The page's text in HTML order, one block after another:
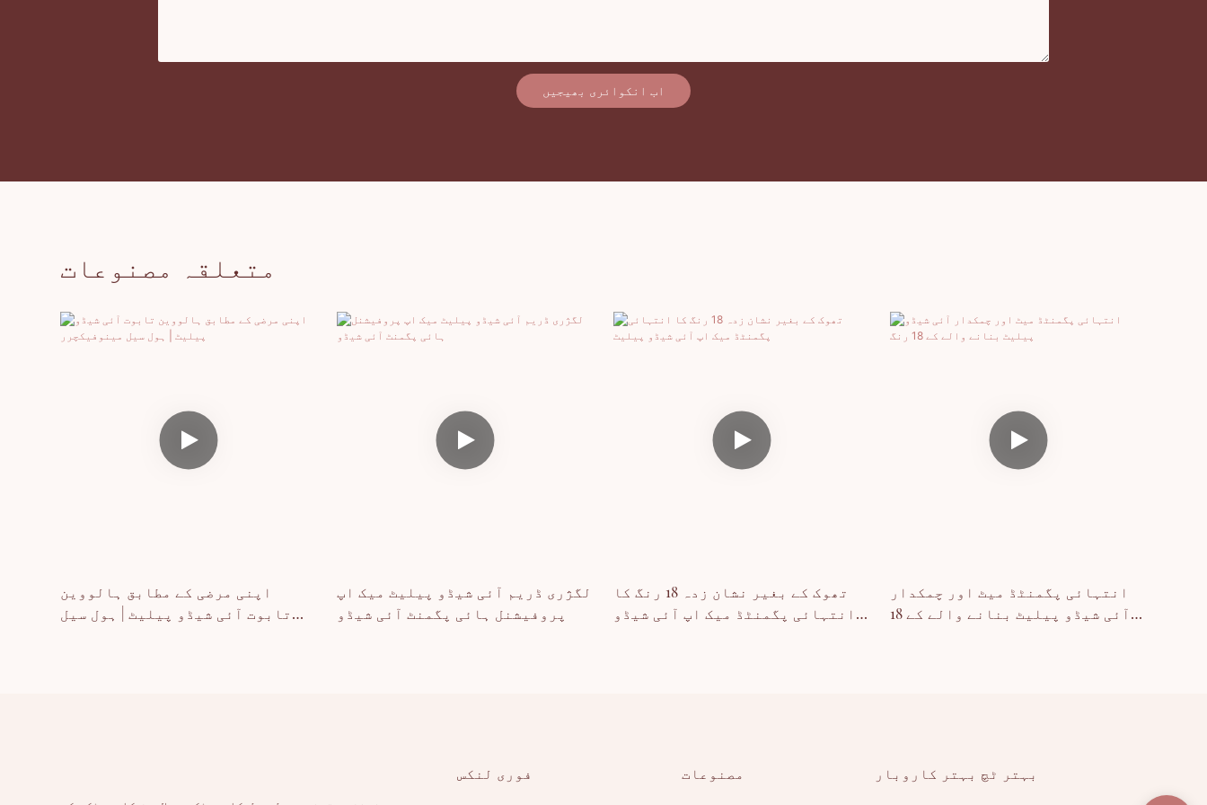
اب انکوائری بھیجیں
متعلقہ مصنوعات
اپنی مرضی کے مطابق ہالووین
تابوت آئی شیڈو پیلیٹ | ہول سیل
لگژری ڈریم آئی شیڈو پیلیٹ میک اپ
پروفیشنل ہائی پگمنٹ آئی شیڈو
تھوک کے بغیر نشان زدہ 18 رنگ کا
انتہائی پگمنٹڈ میک اپ آئی شیڈو
انتہائی پگمنٹڈ میٹ اور چمکدار
آئی شیڈو پیلیٹ بنانے والے کے 18
فوری لنکس مصنوعات بہتر ٹچ بہتر کاروبار